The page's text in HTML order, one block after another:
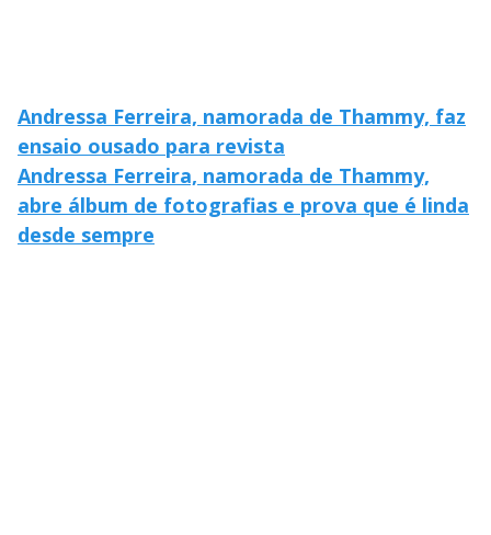
Andressa Ferreira, namorada de Thammy, faz
ensaio ousado para revista
Andressa Ferreira, namorada de Thammy,
abre álbum de fotografias e prova que é linda
desde sempre